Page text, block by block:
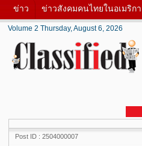
ข่าว ข่าวสังคมคนไทยในอเมริกา
Volume 2 Thursday, August 6, 2026
Post ID : 2504000007